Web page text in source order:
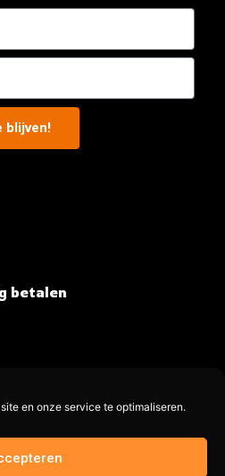
en onze service te optimaliseren.
blijven!
betalen